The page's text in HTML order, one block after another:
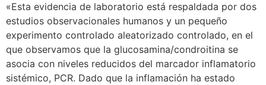
«Esta evidencia de laboratorio está respaldada por dos
estudios observacionales humanos y un pequeño
experimento controlado aleatorizado controlado, en el
que observamos que la glucosamina/condroitina se
asocia con niveles reducidos del marcador inflamatorio
sistémico, PCR. Dado que la inflamación ha estado